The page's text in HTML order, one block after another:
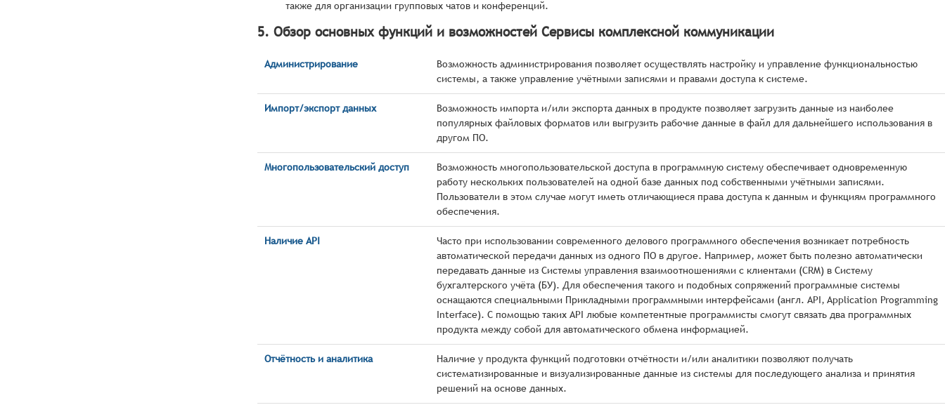
также для организации групповых чатов и конференций.
5. Обзор основных функций и возможностей Сервисы комплексной коммуникации
Администрирование
Возможность администрирования позволяет осуществлять настройку и управление функциональностью
системы, а также управление учётными записями и правами доступа к системе.
Импорт/экспорт данных
Возможность импорта и/или экспорта данных в продукте позволяет загрузить данные из наиболее
популярных файловых форматов или выгрузить рабочие данные в файл для дальнейшего использования в
другом ПО.
Многопользовательский доступ
Возможность многопользовательской доступа в программную систему обеспечивает одновременную
работу нескольких пользователей на одной базе данных под собственными учётными записями.
Пользователи в этом случае могут иметь отличающиеся права доступа к данным и функциям программного
обеспечения.
Наличие API
Часто при использовании современного делового программного обеспечения возникает потребность
автоматической передачи данных из одного ПО в другое. Например, может быть полезно автоматически
передавать данные из Системы управления взаимоотношениями с клиентами (CRM) в Систему
бухгалтерского учёта (БУ). Для обеспечения такого и подобных сопряжений программные системы
оснащаются специальными Прикладными программными интерфейсами (англ. API, Application Programming
Interface). С помощью таких API любые компетентные программисты смогут связать два программных
продукта между собой для автоматического обмена информацией.
Отчётность и аналитика
Наличие у продукта функций подготовки отчётности и/или аналитики позволяют получать
систематизированные и визуализированные данные из системы для последующего анализа и принятия
решений на основе данных.